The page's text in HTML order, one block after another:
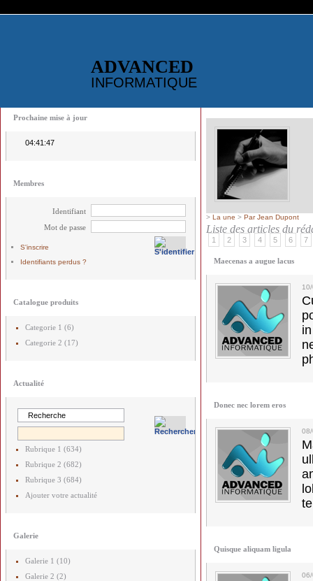
ADVANCED
INFORMATIQUE
Prochaine mise à jour
04:41:47
Membres
Identifiant
Mot de passe
S'inscrire
Identifiants perdus ?
Catalogue produits
Categorie 1 (6)
Categorie 2 (17)
Actualité
Rubrique 1 (634)
Rubrique 2 (682)
Rubrique 3 (684)
Ajouter votre actualité
Galerie
Galerie 1 (10)
Galerie 2 (2)
> La une > Par Jean Dupont
Liste des articles du
1 2 3 4 5 6 7
Maecenas a augue lacus
Donec nec lorem eros
Quisque aliquam ligula